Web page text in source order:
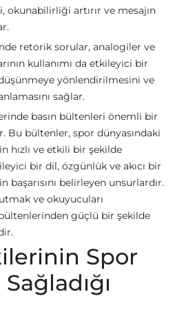
artırır ve mesajın
retorik sorular, analogiler ve
kullanımı da etkileyici bir
yönlendirilmesini ve
sağlar.
basın bültenleri önemli bir
Bu bültenler, spor dünyasındaki
hızlı ve etkili bir şekilde
bir dil, özgünlük ve akıcı bir
başarısını belirleyen unsurlardır.
ve okuyucuları
güçlü bir şekilde
Spor